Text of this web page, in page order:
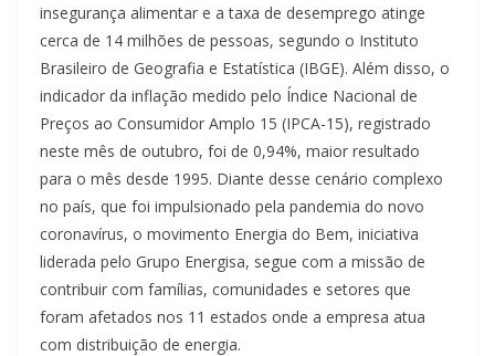
insegurança alimentar e a taxa de desemprego atinge
cerca de 14 milhões de pessoas, segundo o Instituto
Brasileiro de Geografia e Estatística (IBGE). Além disso, o
indicador da inflação medido pelo Índice Nacional de
Preços ao Consumidor Amplo 15 (IPCA-15), registrado
neste mês de outubro, foi de 0,94%, maior resultado
para o mês desde 1995. Diante desse cenário complexo
no país, que foi impulsionado pela pandemia do novo
coronavírus, o movimento Energia do Bem, iniciativa
liderada pelo Grupo Energisa, segue com a missão de
contribuir com famílias, comunidades e setores que
foram afetados nos 11 estados onde a empresa atua
com distribuição de energia.